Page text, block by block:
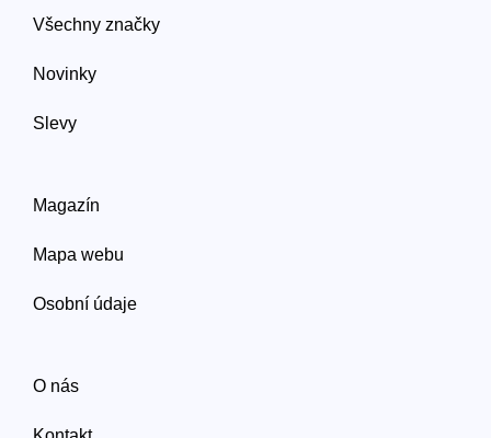
Všechny značky
Novinky
Slevy
Magazín
Mapa webu
Osobní údaje
O nás